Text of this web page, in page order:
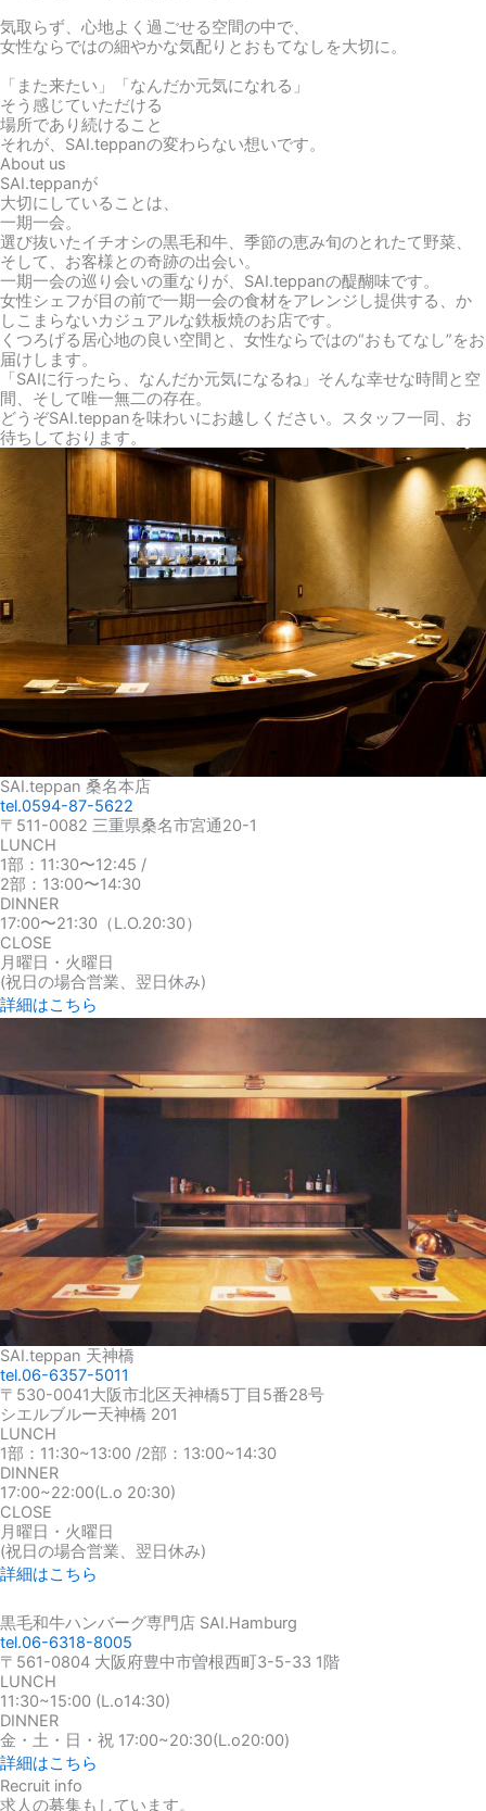
気取らず、心地よく過ごせる空間の中で、
女性ならではの細やかな気配りとおもてなしを大切に。
「また来たい」「なんだか元気になれる」
そう感じていただける
場所であり続けること
それが、SAI.teppanの変わらない想いです。
About us
SAI.teppanが
大切にしていることは、
一期一会。
選び抜いたイチオシの黒毛和牛、季節の恵み旬のとれたて野菜、
そして、お客様との奇跡の出会い。
一期一会の巡り会いの重なりが、SAI.teppanの醍醐味です。
女性シェフが目の前で一期一会の食材をアレンジし提供する、か
しこまらないカジュアルな鉄板焼のお店です。
くつろげる居心地の良い空間と、女性ならではの“おもてなし”をお
届けします。
「SAIに行ったら、なんだか元気になるね」そんな幸せな時間と空
間、そして唯一無二の存在。
どうぞSAI.teppanを味わいにお越しください。スタッフ一同、お
待ちしております。
SAI.teppan 桑名本店
tel.0594-87-5622
〒511-0082 三重県桑名市宮通20-1
LUNCH
1部：11:30〜12:45 /
2部：13:00〜14:30
DINNER
17:00〜21:30（L.O.20:30）
CLOSE
月曜日・火曜日
(祝日の場合営業、翌日休み)
詳細はこちら
SAI.teppan 天神橋
tel.06-6357-5011
〒530-0041大阪市北区天神橋5丁目5番28号
シエルブルー天神橋 201
LUNCH
1部：11:30~13:00 /2部：13:00~14:30
DINNER
17:00~22:00(L.o 20:30)
CLOSE
月曜日・火曜日
(祝日の場合営業、翌日休み)
詳細はこちら
黒毛和牛ハンバーグ専門店 SAI.Hamburg
tel.06-6318-8005
〒561-0804 大阪府豊中市曽根西町3-5-33 1階
LUNCH
11:30~15:00 (L.o14:30)
DINNER
金・土・日・祝 17:00~20:30(L.o20:00)
詳細はこちら
Recruit info
求人の募集もしています。